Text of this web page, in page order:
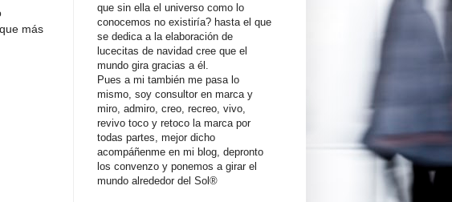
más
que sin ella el universo como lo
conocemos no existiría? hasta el que
se dedica a la elaboración de
lucecitas de navidad cree que el
mundo gira gracias a él.
Pues a mi también me pasa lo
mismo, soy consultor en marca y
miro, admiro, creo, recreo, vivo,
revivo toco y retoco la marca por
todas partes, mejor dicho
acompáñenme en mi blog, depronto
los convenzo y ponemos a girar el
mundo alrededor del Sol®